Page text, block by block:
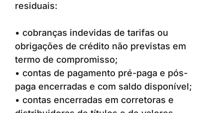
residuais:
• cobranças indevidas de tarifas ou
obrigações de crédito não previstas em
termo de compromisso;
• contas de pagamento pré-paga e pós-
paga encerradas e com saldo disponível;
• contas encerradas em corretoras e